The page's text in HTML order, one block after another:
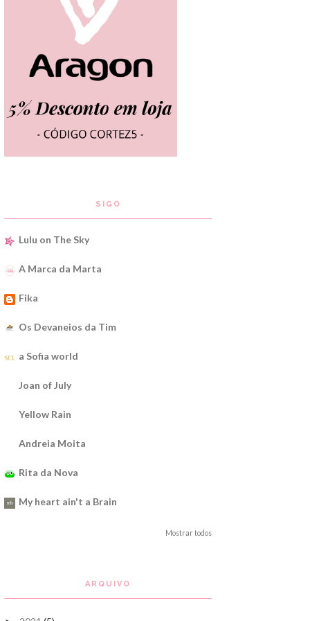
SIGO
Lulu on The Sky
A Marca da Marta
Fika
Os Devaneios da Tim
a Sofia world
Joan of July
Yellow Rain
Andreia Moita
Rita da Nova
My heart ain't a Brain
Mostrar todos
ARQUIVO